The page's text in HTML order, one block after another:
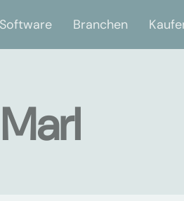
Software Branchen